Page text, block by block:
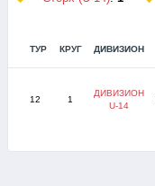
ТУР КРУГ ДИВИЗИОН
12 1
ДИВИЗИОН
U-14